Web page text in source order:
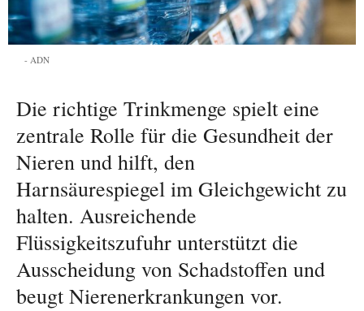
ADN
Die richtige Trinkmenge spielt eine
zentrale Rolle für die Gesundheit der
Nieren und hilft, den
Harnsäurespiegel im Gleichgewicht zu
halten. Ausreichende
Flüssigkeitszufuhr unterstützt die
Ausscheidung von Schadstoffen und
beugt Nierenerkrankungen vor.